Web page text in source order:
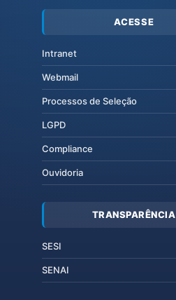
ACESSE
Intranet
Webmail
Processos de Seleção
LGPD
Compliance
Ouvidoria
TRANSPARÊNCIA
SESI
SENAI